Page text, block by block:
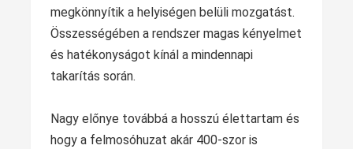
megkönnyítik a helyiségen belüli mozgatást.
Összességében a rendszer magas kényelmet
és hatékonyságot kínál a mindennapi
takarítás során.
Nagy előnye továbbá a hosszú élettartam és
hogy a felmosóhuzat akár 400‑szor is